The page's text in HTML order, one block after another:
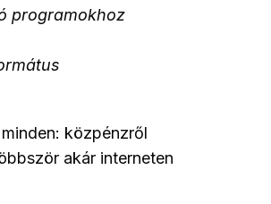
programokhoz
közpénzről
akár interneten